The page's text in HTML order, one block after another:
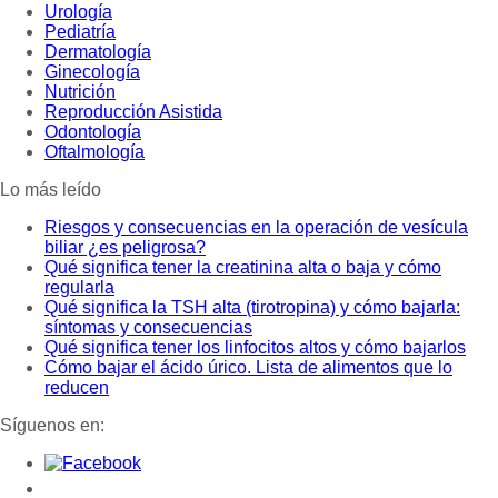
Urología
Pediatría
Dermatología
Ginecología
Nutrición
Reproducción Asistida
Odontología
Oftalmología
Lo más leído
Riesgos y consecuencias en la operación de vesícula
biliar ¿es peligrosa?
Qué significa tener la creatinina alta o baja y cómo
regularla
Qué significa la TSH alta (tirotropina) y cómo bajarla:
síntomas y consecuencias
Qué significa tener los linfocitos altos y cómo bajarlos
Cómo bajar el ácido úrico. Lista de alimentos que lo
reducen
Síguenos en: